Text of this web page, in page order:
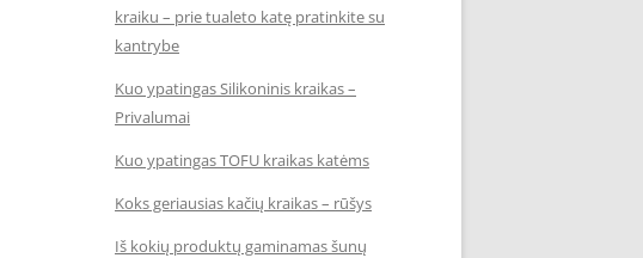
kraiku – prie tualeto katę pratinkite su
kantrybe
Kuo ypatingas Silikoninis kraikas –
Privalumai
Kuo ypatingas TOFU kraikas katėms
Koks geriausias kačių kraikas – rūšys
Iš kokių produktų gaminamas šunų